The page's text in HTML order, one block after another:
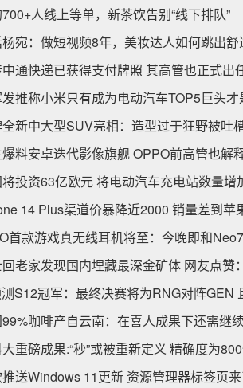
人线上等单，新茶饮告别“线下排队”
宛：做短视频8年，美妆达人如何跳出舒
通快递已获得支付牌照 其高管也正式出
推称小米只有成为电动汽车TOP5巨头
新中大型SUV亮相：造型过于狂野被吐
料安卓迭代影像旗舰 OPPO前高管也解
投资63亿欧元 将电动汽车充电站数量增
14 Plus渠道价暴降近2000 销量差到苹
首款游戏真无线耳机将至：今晚即和
老家发现国内埋藏最深金矿体 网友点赞
S12冠军：最终决赛将为RNG对阵GEN
咖啡产自云南：在喜人成果下还需继
重磅成果:“秒”或被重新定义 精确度为
送Windows 11更新 资源管理器标签页